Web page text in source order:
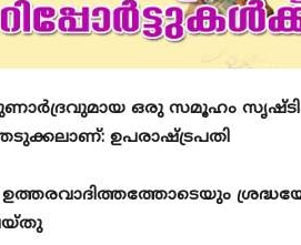
ഒരു സമൂഹം
ഉപരാഷ്ട്രപതി